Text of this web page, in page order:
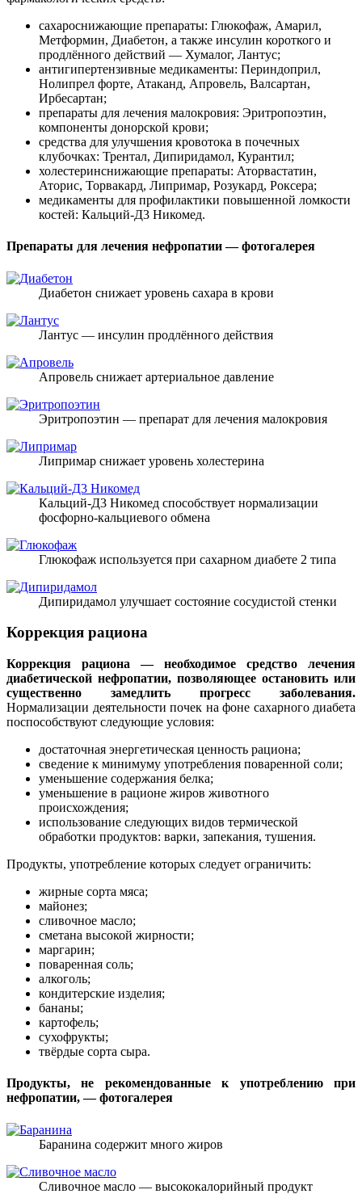
сахароснижающие препараты: Глюкофаж, Амарил,
Метформин, Диабетон, а также инсулин короткого и
продлённого действий — Хумалог, Лантус;
антигипертензивные медикаменты: Периндоприл,
Нолипрел форте, Атаканд, Апровель, Валсартан,
Ирбесартан;
препараты для лечения малокровия: Эритропоэтин,
компоненты донорской крови;
средства для улучшения кровотока в почечных
клубочках: Трентал, Дипиридамол, Курантил;
холестеринснижающие препараты: Аторвастатин,
Аторис, Торвакард, Липримар, Розукард, Роксера;
медикаменты для профилактики повышенной ломкости
костей: Кальций-Д3 Никомед.
Препараты для лечения нефропатии — фотогалерея
Диабетон снижает уровень сахара в крови
Лантус — инсулин продлённого действия
Апровель снижает артериальное давление
Эритропоэтин — препарат для лечения малокровия
Липримар снижает уровень холестерина
Кальций-Д3 Никомед способствует нормализации
фосфорно-кальциевого обмена
Глюкофаж используется при сахарном диабете 2 типа
Дипиридамол улучшает состояние сосудистой стенки
Коррекция рациона
Коррекция рациона — необходимое средство лечения
диабетической нефропатии, позволяющее остановить или
существенно замедлить прогресс заболевания.
Нормализации деятельности почек на фоне сахарного диабета
поспособствуют следующие условия:
достаточная энергетическая ценность рациона;
сведение к минимуму употребления поваренной соли;
уменьшение содержания белка;
уменьшение в рационе жиров животного
происхождения;
использование следующих видов термической
обработки продуктов: варки, запекания, тушения.
Продукты, употребление которых следует ограничить:
жирные сорта мяса;
майонез;
сливочное масло;
сметана высокой жирности;
маргарин;
поваренная соль;
алкоголь;
кондитерские изделия;
бананы;
картофель;
сухофрукты;
твёрдые сорта сыра.
Продукты, не рекомендованные к употреблению при
нефропатии, — фотогалерея
Баранина содержит много жиров
Сливочное масло — высококалорийный продукт